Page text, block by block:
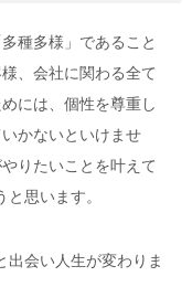
種多様」であること
、会社に関わる全て
には、個性を尊重し
かないといけませ
りたいことを叶えて
思います。
出会い人生が変わりま